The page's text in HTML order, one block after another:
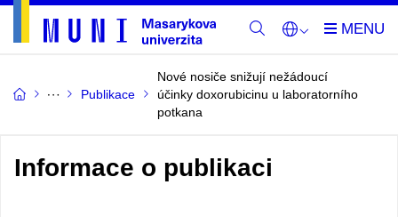
Publikace
Nové nosiče snižují nežádoucí
účinky doxorubicinu u laboratorního
potkana
Informace o publikaci